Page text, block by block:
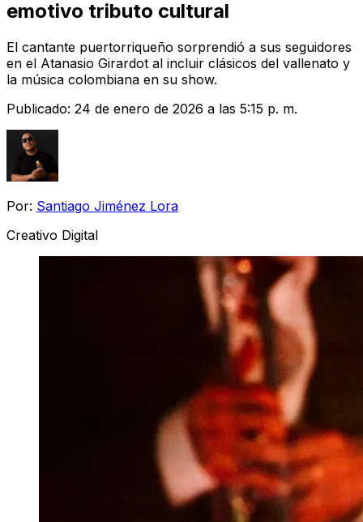
emotivo tributo cultural
El cantante puertorriqueño sorprendió a sus seguidores
en el Atanasio Girardot al incluir clásicos del vallenato y
la música colombiana en su show.
Publicado: 24 de enero de 2026 a las 5:15 p. m.
Por: Santiago Jiménez Lora
Creativo Digital